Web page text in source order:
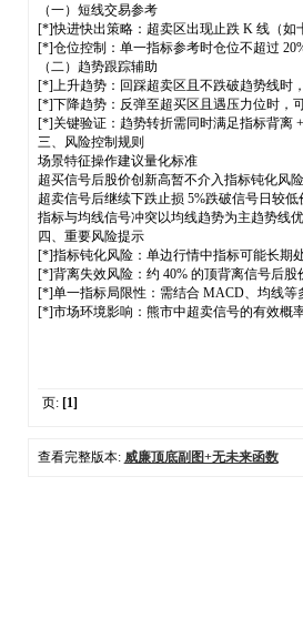
（一）短线交易参考
[*]快进快出策略：超卖区出现止跌 K 线（如
[*]仓位控制：单一指标参考时仓位不超过
（二）趋势跟踪辅助
[*]上升趋势：回踩超卖区且不跌破趋势线时
[*]下降趋势：反弹至超买区且遇压力位时，
[*]关键验证：趋势转折需同时满足指标背离
三、风险控制规则
场景特征操作建议量化标准
超买信号后股价创新高暂不介入指标钝化风
超卖信号后继续下跌止损 5%跌破信号日较低
指标与均线信号冲突以均线趋势为主趋势线
四、重要风险提示
[*]指标钝化风险：单边行情中指标可能长期
[*]背离失效风险：约 40% 的顶背离信号后股
[*]单一指标局限性：需结合 MACD、均线等
[*]市场环境影响：熊市中超卖信号的有效概
页: [1]
查看完整版本: 威廉顶底副图+无未来函数